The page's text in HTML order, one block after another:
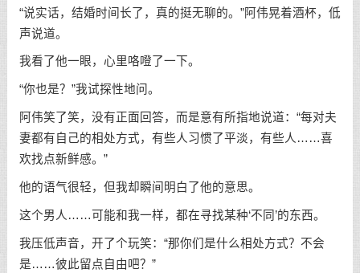
“说实话，结婚时间长了，真的挺无聊的。”阿伟晃着酒杯，低
声说道。
我看了他一眼，心里咯噔了一下。
“你也是？”我试探性地问。
阿伟笑了笑，没有正面回答，而是意有所指地说道：“每对夫
妻都有自己的相处方式，有些人习惯了平淡，有些人……喜
欢找点新鲜感。”
他的语气很轻，但我却瞬间明白了他的意思。
这个男人……可能和我一样，都在寻找某种‘不同’的东西。
我压低声音，开了个玩笑：“那你们是什么相处方式？不会
是……彼此留点自由吧？”